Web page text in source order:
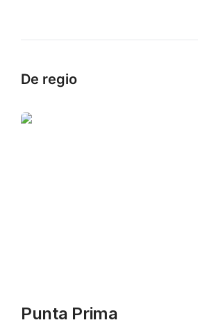
De regio
Punta Prima